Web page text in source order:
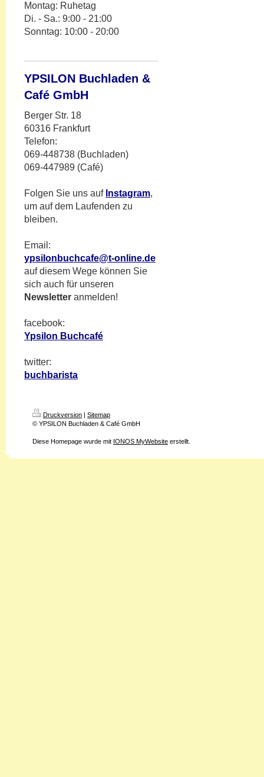
Montag: Ruhetag
Di. - Sa.: 9:00 - 21:00
Sonntag: 10:00 - 20:00
YPSILON Buchladen &
Café GmbH
Berger Str. 18
60316 Frankfurt
Telefon:
069-448738 (Buchladen)
069-447989 (Café)
Folgen Sie uns auf Instagram,
um auf dem Laufenden zu
bleiben.
Email:
ypsilonbuchcafe@t-online.de
auf diesem Wege können Sie
sich auch für unseren
Newsletter anmelden!
facebook:
Ypsilon Buchcafé
twitter:
buchbarista
Druckversion | Sitemap
© YPSILON Buchladen & Café GmbH
Diese Homepage wurde mit IONOS MyWebsite erstellt.